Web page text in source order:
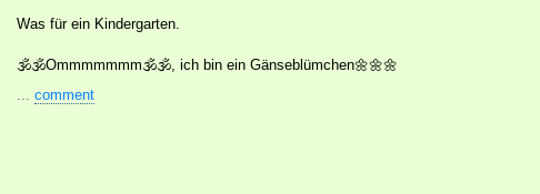
Was für ein Kindergarten.
🕉🕉Ommmmmmm🕉🕉, ich bin ein Gänseblümchen🌼🌼🌼
... comment